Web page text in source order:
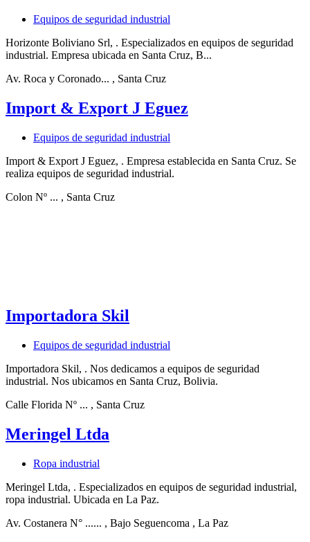
Equipos de seguridad industrial
Horizonte Boliviano Srl, . Especializados en equipos de seguridad
industrial. Empresa ubicada en Santa Cruz, B...
Av. Roca y Coronado... , Santa Cruz
Import & Export J Eguez
Equipos de seguridad industrial
Import & Export J Eguez, . Empresa establecida en Santa Cruz. Se
realiza equipos de seguridad industrial.
Colon Nº ... , Santa Cruz
Importadora Skil
Equipos de seguridad industrial
Importadora Skil, . Nos dedicamos a equipos de seguridad
industrial. Nos ubicamos en Santa Cruz, Bolivia.
Calle Florida Nº ... , Santa Cruz
Meringel Ltda
Ropa industrial
Meringel Ltda, . Especializados en equipos de seguridad industrial,
ropa industrial. Ubicada en La Paz.
Av. Costanera N° ...... , Bajo Seguencoma , La Paz